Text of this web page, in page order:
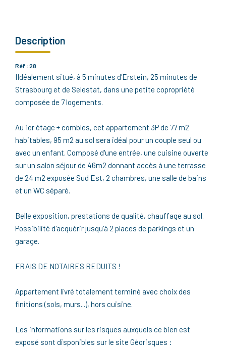
Description
Réf : 28
IIdéalement situé, à 5 minutes d'Erstein, 25 minutes de
Strasbourg et de Selestat, dans une petite copropriété
composée de 7 logements.
Au 1er étage + combles, cet appartement 3P de 77 m2
habitables, 95 m2 au sol sera idéal pour un couple seul ou
avec un enfant. Composé d'une entrée, une cuisine ouverte
sur un salon séjour de 46m2 donnant accès à une terrasse
de 24 m2 exposée Sud Est, 2 chambres, une salle de bains
et un WC séparé.
Belle exposition, prestations de qualité, chauffage au sol.
Possibilité d'acquérir jusqu'à 2 places de parkings et un
garage.
FRAIS DE NOTAIRES REDUITS !
Appartement livré totalement terminé avec choix des
finitions (sols, murs...), hors cuisine.
Les informations sur les risques auxquels ce bien est
exposé sont disponibles sur le site Géorisques :